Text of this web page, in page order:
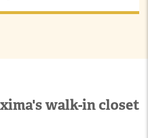
walk-in closet